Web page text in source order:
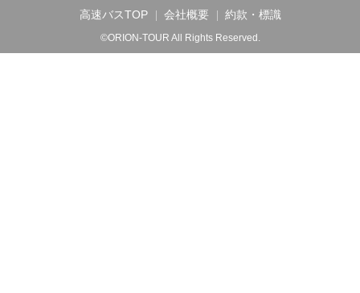
高速バスTOP 会社概要 約款・標識
©ORION-TOUR All Rights Reserved.